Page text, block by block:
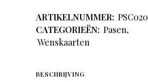
ARTIKELNUMMER: PSC020
CATEGORIEËN: Pasen,
Wenskaarten
BESCHRIJVING